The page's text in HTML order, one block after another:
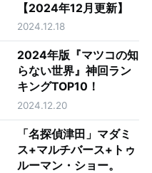
【2024年12月更新】
2024.12.18
2024年版『マツコの知
らない世界』神回ラン
キングTOP10！
2024.12.20
「名探偵津田」マダミ
ス+マルチバース+トゥ
ルーマン・ショー。